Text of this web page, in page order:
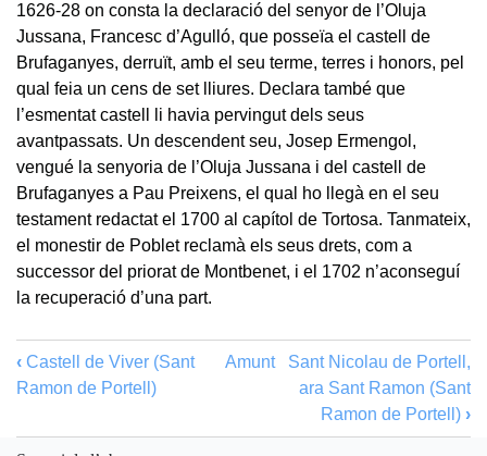
1626-28 on consta la declaració del senyor de l’Oluja
Jussana, Francesc d’Agulló, que posseïa el castell de
Brufaganyes, derruït, amb el seu terme, terres i honors, pel
qual feia un cens de set lliures. Declara també que
l’esmentat castell li havia pervingut dels seus
avantpassats. Un descendent seu, Josep Ermengol,
vengué la senyoria de l’Oluja Jussana i del castell de
Brufaganyes a Pau Preixens, el qual ho llegà en el seu
testament redactat el 1700 al capítol de Tortosa. Tanmateix,
el monestir de Poblet reclamà els seus drets, com a
successor del priorat de Montbenet, i el 1702 n’aconseguí
la recuperació d’una part.
‹ Castell de Viver (Sant
Ramon de Portell)
Amunt
Sant Nicolau de Portell,
ara Sant Ramon (Sant
Ramon de Portell) ›